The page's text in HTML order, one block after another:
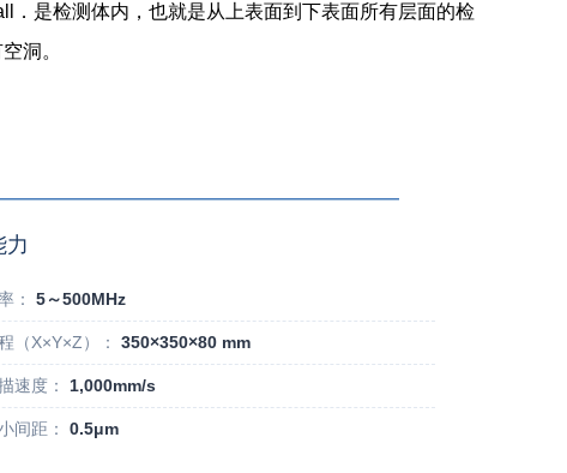
是检测体内，也就是从上表面到下表面所有层面的检
洞。
： 5～500MHz
X×Y×Z）： 350×350×80 mm
度： 1,000mm/s
距： 0.5μm